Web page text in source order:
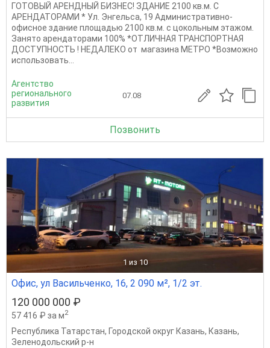
ГОТОВЫЙ АРЕНДНЫЙ БИЗНЕС! ЗДАНИЕ 2100 кв.м. С
АРЕНДАТОРАМИ * Ул. Энгельса, 19 Административно-
офисное здание площадью 2100 кв.м. с цокольным этажом.
Занято арендаторами 100% *ОТЛИЧНАЯ ТРАНСПОРТНАЯ
ДОСТУПНОСТЬ ! НЕДАЛЕКО от магазина МЕТРО *Возможно
использовать...
Агентство
регионального
развития
07.08
Позвонить
1 из 10
Офис, ул Васильченко, 16, 2 090 м², 1/2 эт.
120 000 000 ₽
57 416 ₽ за м2
Республика Татарстан, Городской округ Казань, Казань,
Зеленодольский р-н